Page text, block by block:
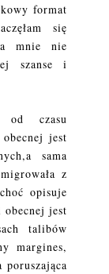
format
się
mnie nie
szanse i
od czasu
jest
sama
z
opisuje
jest
talibów
margines,